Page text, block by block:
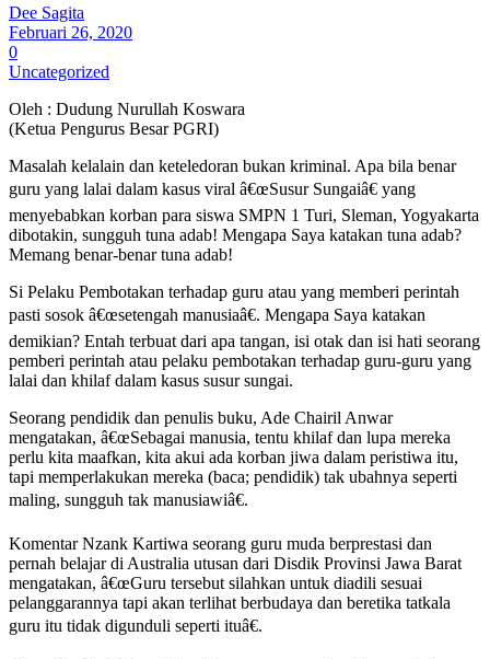
Dee Sagita
Februari 26, 2020
0
Uncategorized
Oleh : Dudung Nurullah Koswara
(Ketua Pengurus Besar PGRI)
Masalah kelalain dan keteledoran bukan kriminal. Apa bila benar
guru yang lalai dalam kasus viral â€œSusur Sungaiâ€ yang
menyebabkan korban para siswa SMPN 1 Turi, Sleman, Yogyakarta
dibotakin, sungguh tuna adab! Mengapa Saya katakan tuna adab?
Memang benar-benar tuna adab!
Si Pelaku Pembotakan terhadap guru atau yang memberi perintah
pasti sosok â€œsetengah manusiaâ€. Mengapa Saya katakan
demikian? Entah terbuat dari apa tangan, isi otak dan isi hati seorang
pemberi perintah atau pelaku pembotakan terhadap guru-guru yang
lalai dan khilaf dalam kasus susur sungai.
Seorang pendidik dan penulis buku, Ade Chairil Anwar
mengatakan, â€œSebagai manusia, tentu khilaf dan lupa mereka
perlu kita maafkan, kita akui ada korban jiwa dalam peristiwa itu,
tapi memperlakukan mereka (baca; pendidik) tak ubahnya seperti
maling, sungguh tak manusiawiâ€.
Komentar Nzank Kartiwa seorang guru muda berprestasi dan
pernah belajar di Australia utusan dari Disdik Provinsi Jawa Barat
mengatakan, â€œGuru tersebut silahkan untuk diadili sesuai
pelanggarannya tapi akan terlihat berbudaya dan beretika tatkala
guru itu tidak digunduli seperti ituâ€.